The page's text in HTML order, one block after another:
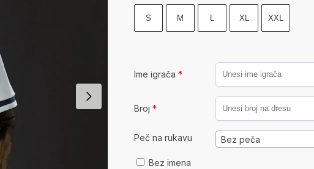
S M L XL XXL
Ime igrača*
Broj*
Peč na rukavu Bez peča
Bez imena